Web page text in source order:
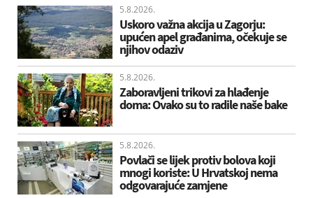
5.8.2026.
Uskoro važna akcija u Zagorju:
upućen apel građanima, očekuje se
njihov odaziv
5.8.2026.
Zaboravljeni trikovi za hlađenje
doma: Ovako su to radile naše bake
5.8.2026.
Povlači se lijek protiv bolova koji
mnogi koriste: U Hrvatskoj nema
odgovarajuće zamjene